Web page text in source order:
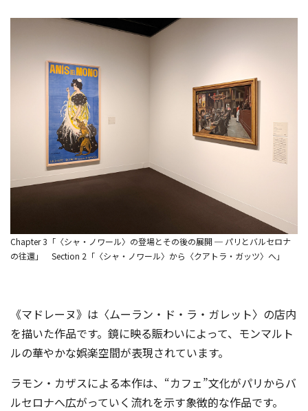
Chapter 3「〈シャ・ノワール〉の登場とその後の展開 ─ パリとバルセロナ
の往還」 Section 2「〈シャ・ノワール〉から〈クアトラ・ガッツ〉へ」
《マドレーヌ》は〈ムーラン・ド・ラ・ガレット〉の店内
を描いた作品です。鏡に映る賑わいによって、モンマルト
ルの華やかな娯楽空間が表現されています。
ラモン・カザスによる本作は、“カフェ”文化がパリからバ
ルセロナへ広がっていく流れを示す象徴的な作品です。